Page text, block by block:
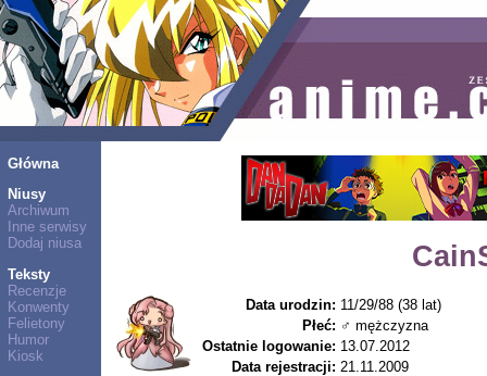
Główna
Niusy
Archiwum
Inne serwisy
Dodaj niusa
Teksty
Recenzje
Konwenty
Felietony
Humor
Kiosk
Data urodzin: 11/29/88 (38 lat)
Płeć: ♂ mężczyzna
Ostatnie logowanie: 13.07.2012
Data rejestracji: 21.11.2009